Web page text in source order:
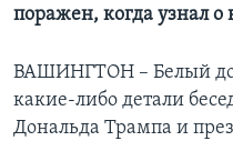
поражен, когда узнал о
ВАШИНГТОН – Белый
какие-либо детали
Дональда Трампа и